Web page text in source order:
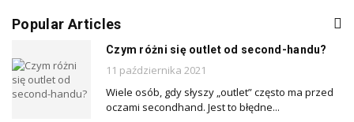
Popular Articles
Czym różni się outlet od second-handu?
11 października 2021
Wiele osób, gdy słyszy „outlet” często ma przed
oczami secondhand. Jest to błędne...